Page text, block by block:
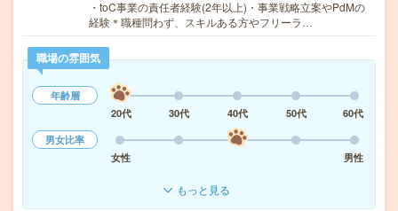
・toC事業の責任者経験(2年以上)・事業戦略立案やPdMの
経験＊職種問わず、スキルある方やフリーラ…
職場の雰囲気
年齢層
20代
30代 40代 50代
60代
男女比率
女性
男性
もっと見る